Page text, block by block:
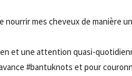
nourrir mes cheveux de manière
et une attention quasi-
#bantuknots et pour